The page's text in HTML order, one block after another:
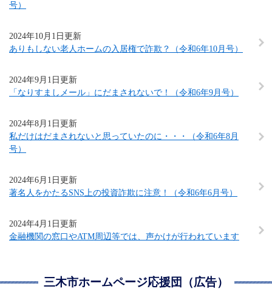
号）
2024年10月1日更新
ありもしない老人ホームの入居権で詐欺？（令和6年10月号）
2024年9月1日更新
「なりすましメール」にだまされないで！（令和6年9月号）
2024年8月1日更新
私だけはだまされないと思っていたのに・・・（令和6年8月
号）
2024年6月1日更新
著名人をかたるSNS上の投資詐欺に注意！（令和6年6月号）
2024年4月1日更新
金融機関の窓口やATM周辺等では、声かけが行われています
三木市ホームページ応援団（広告）